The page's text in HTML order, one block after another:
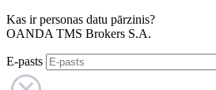
Kas ir personas datu pārzinis?
OANDA TMS Brokers S.A.
E-pasts